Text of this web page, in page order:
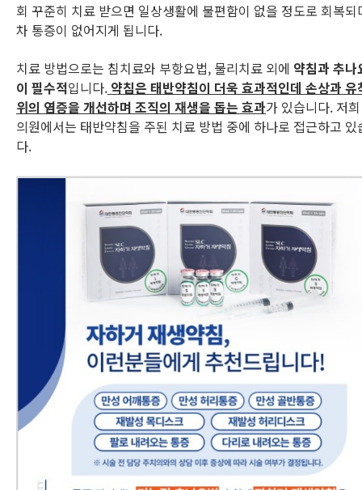
회 꾸준히 치료 받으면 일상생활에 불편함이 없을 정도로 회복되
차 통증이 없어지게 됩니다.
치료 방법으로는 침치료와 부항요법, 물리치료 외에 약침과 추나
이 필수적입니다. 약침은 태반약침이 더욱 효과적인데 손상과 유
위의 염증을 개선하며 조직의 재생을 돕는 효과가 있습니다. 저
의원에서는 태반약침을 주된 치료 방법 중에 하나로 접근하고 있
다.